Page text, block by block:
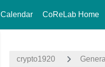
Calendar CoReLab Home
crypto1920 General